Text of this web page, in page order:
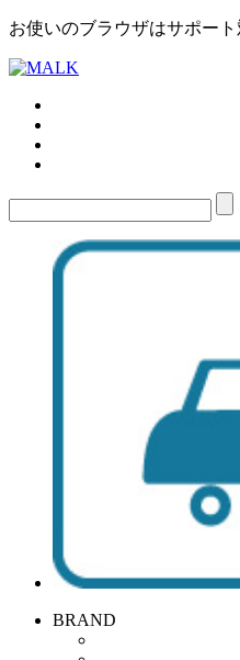
お使いのブラウザはサポー
BRAND